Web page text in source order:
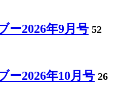
ー2026年9月号 52
ー2026年10月号 26